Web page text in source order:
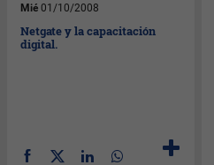
Mié 01/10/2008
Netgate y la capacitación
digital.